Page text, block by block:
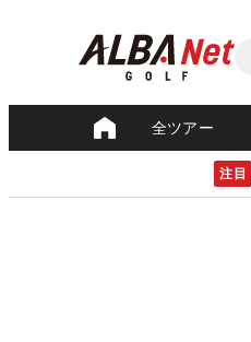
全ツアー
注目